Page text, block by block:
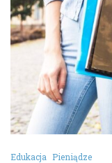
Edukacja Pieniądze